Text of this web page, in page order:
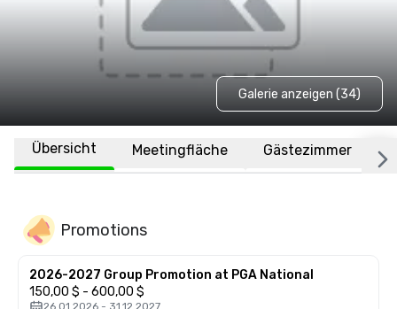
Galerie anzeigen (34)
Übersicht Meetingfläche Gästezimmer
Promotions
2026-2027 Group Promotion at PGA National
150,00 $ - 600,00 $
26.01.2026 - 31.12.2027